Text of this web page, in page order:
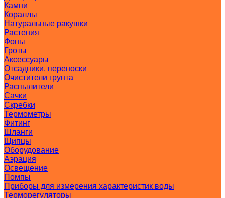
Камни
Кораллы
Натуральные ракушки
Растения
Фоны
Гроты
Аксессуары
Отсадники, переноски
Очистители грунта
Распылители
Сачки
Скребки
Термометры
Фитинг
Шланги
Щипцы
Оборудование
Аэрация
Освещение
Помпы
Приборы для измерения характеристик воды
Терморегуляторы